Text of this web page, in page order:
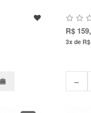
R$
3x de
−